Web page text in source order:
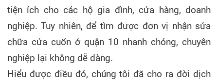
tiện ích cho các hộ gia đình, cửa hàng, doanh
nghiệp. Tuy nhiên, để tìm được đơn vị nhận sửa
chữa cửa cuốn ở quận 10 nhanh chóng, chuyên
nghiệp lại không dễ dàng.
Hiểu được điều đó, chúng tôi đã cho ra đời dịch